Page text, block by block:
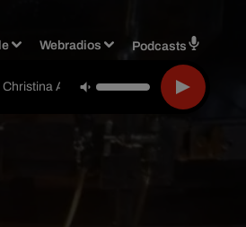
Webradios Podcasts
Christina Aguilera & P!nk & Lil' Kim & Mya